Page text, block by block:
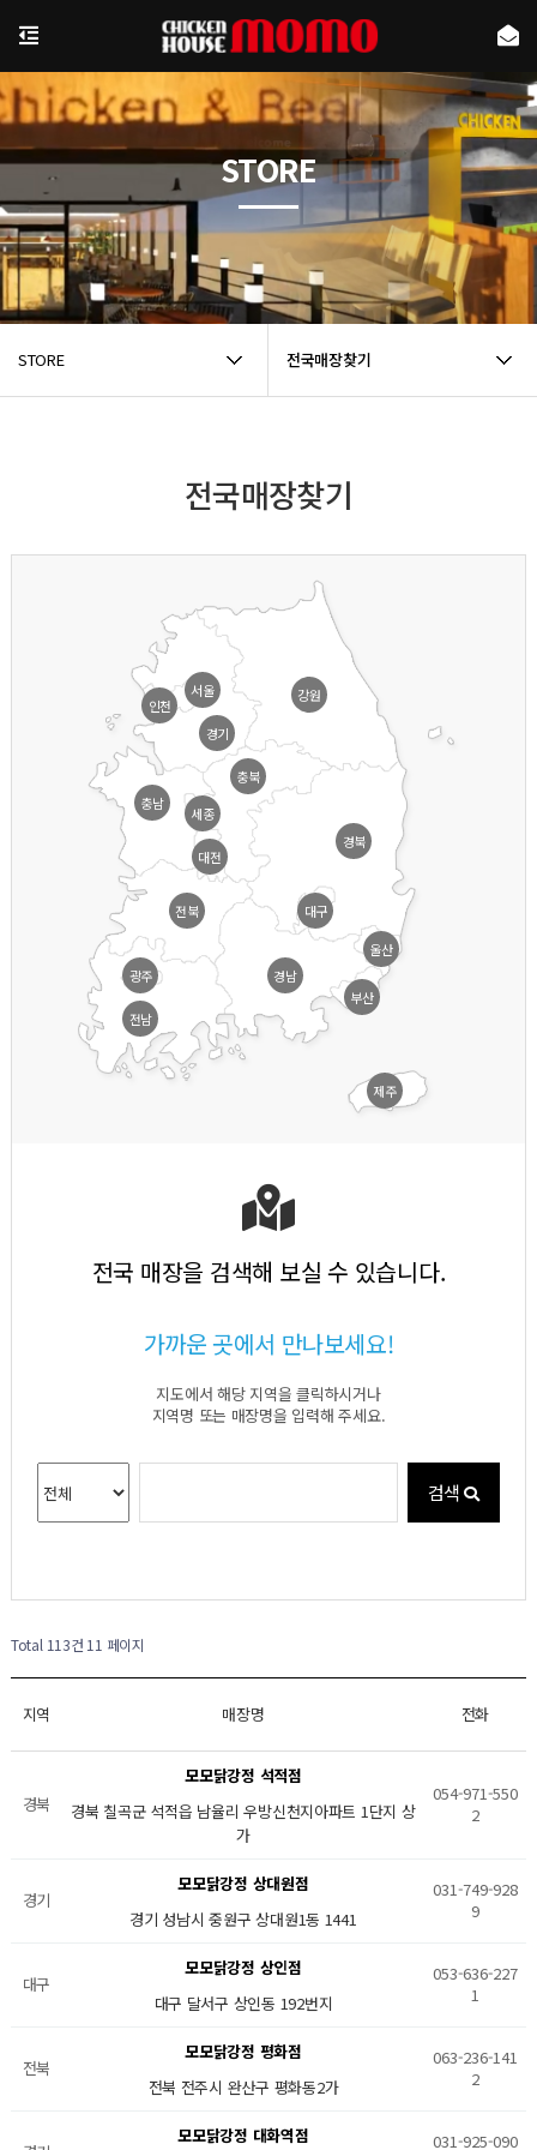
STORE 전국매장찾기
STORE
전국매장찾기
서울
인천
경기
강원
충북
충남
세종
대전
경북
대구
전북
광주
전남
울산
부산
경남
제주
전국 매장을 검색해 보실 수 있습니다.
가까운 곳에서 만나보세요!
지도에서 해당 지역을 클릭하시거나
지역명 또는 매장명을 입력해 주세요.
검색
Total 113건 11 페이지
지역 매장명 전화
경북
모모닭강정 석적점
경북 칠곡군 석적읍 남율리 우방신천지아파트 1단지 상
가
054-971-550
2
경기
모모닭강정 상대원점
경기 성남시 중원구 상대원1동 1441
031-749-928
9
대구
모모닭강정 상인점
대구 달서구 상인동 192번지
053-636-227
1
전북
모모닭강정 평화점
전북 전주시 완산구 평화동2가
063-236-141
2
모모닭강정 대화역점 031-925-090